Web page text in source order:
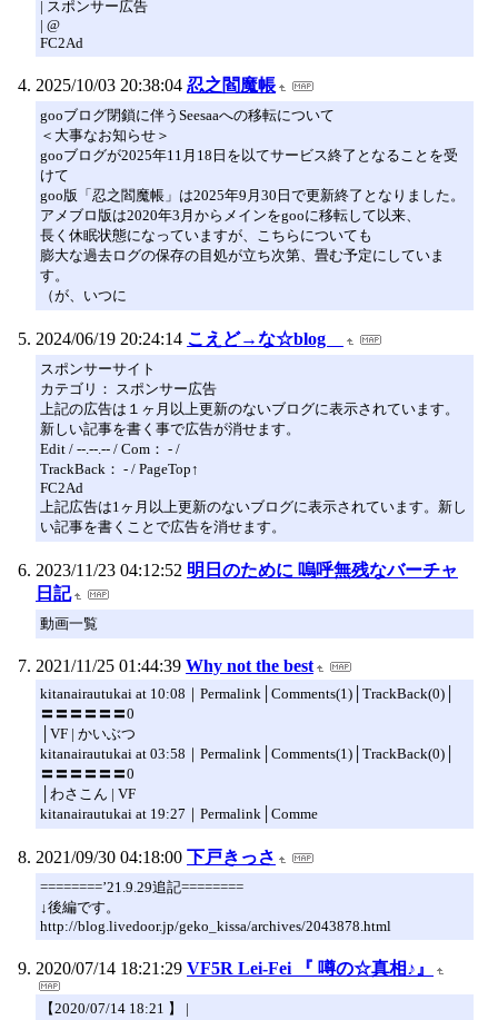
| スポンサー広告
| @
FC2Ad
2025/10/03 20:38:04 忍之閻魔帳
gooブログ閉鎖に伴うSeesaaへの移転について
＜大事なお知らせ＞
gooブログが2025年11月18日を以てサービス終了となることを受
けて
goo版「忍之閻魔帳」は2025年9月30日で更新終了となりました。
アメブロ版は2020年3月からメインをgooに移転して以来、
長く休眠状態になっていますが、こちらについても
膨大な過去ログの保存の目処が立ち次第、畳む予定にしていま
す。
（が、いつに
2024/06/19 20:24:14 こえど→な☆blog
スポンサーサイト
カテゴリ： スポンサー広告
上記の広告は１ヶ月以上更新のないブログに表示されています。
新しい記事を書く事で広告が消せます。
Edit / --.--.-- / Com： - /
TrackBack： - / PageTop↑
FC2Ad
上記広告は1ヶ月以上更新のないブログに表示されています。新し
い記事を書くことで広告を消せます。
2023/11/23 04:12:52 明日のために 嗚呼無残なバーチャ
日記
動画一覧
2021/11/25 01:44:39 Why not the best
kitanairautukai at 10:08｜Permalink│Comments(1)│TrackBack(0)│
〓〓〓〓〓〓0
│VF | かいぶつ
kitanairautukai at 03:58｜Permalink│Comments(1)│TrackBack(0)│
〓〓〓〓〓〓0
│わさこん | VF
kitanairautukai at 19:27｜Permalink│Comme
2021/09/30 04:18:00 下戸きっさ
========’21.9.29追記========
↓後編です。
http://blog.livedoor.jp/geko_kissa/archives/2043878.html
2020/07/14 18:21:29 VF5R Lei-Fei 『 噂の☆真相♪』
【2020/07/14 18:21 】 |